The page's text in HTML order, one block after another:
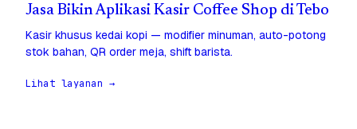
Jasa Bikin Aplikasi Kasir Coffee Shop di Tebo
Kasir khusus kedai kopi — modifier minuman, auto-potong
stok bahan, QR order meja, shift barista.
Lihat layanan →